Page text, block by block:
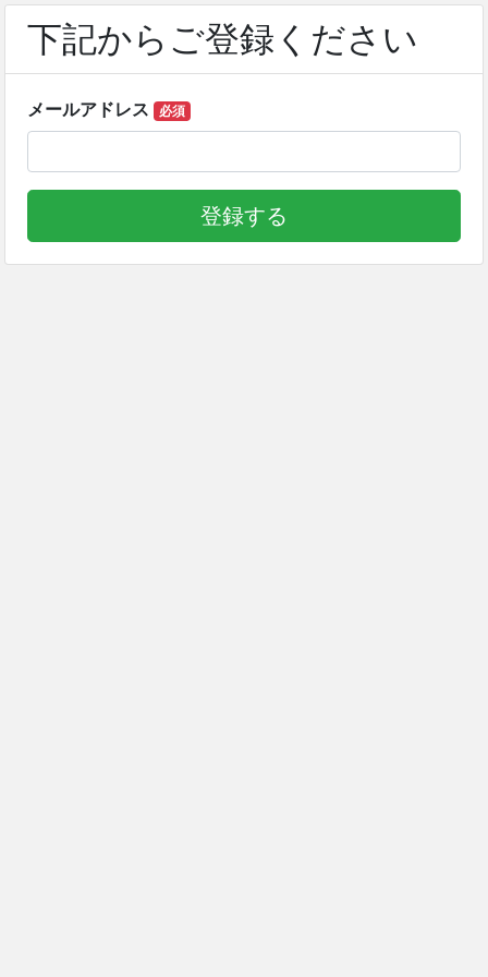
下記からご登録ください
メールアドレス 必須
登録する